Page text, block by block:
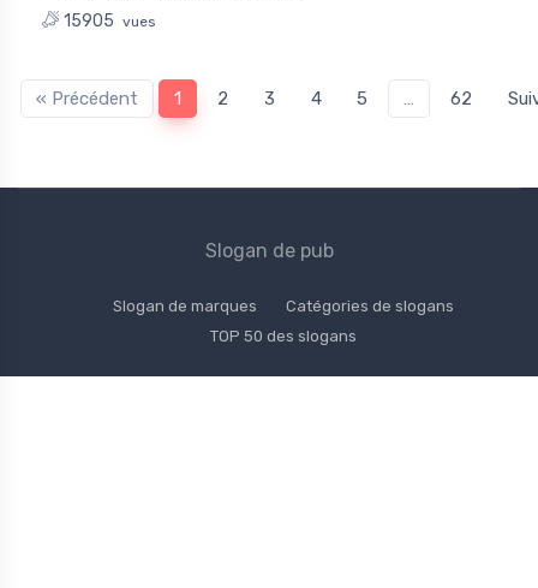
15905 vues
« Précédent 1 2 3 4 5 … 62
Slogan de pub
Slogan de marques
Catégories de slogans
TOP 50 des slogans